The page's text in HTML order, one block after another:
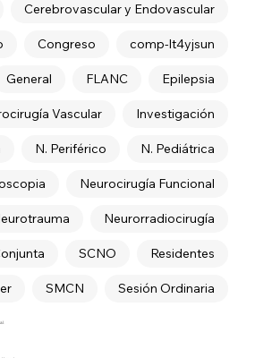
Cerebrovascular y Endovascular
comp-lt4yjsun
Congreso
Epilepsia
FLANC
General
Investigación
Vascular
N. Pediátrica
N. Periférico
Neurocirugía Funcional
Neurorradiocirugía
Residentes
SCNO
Sesión Ordinaria
SMCN